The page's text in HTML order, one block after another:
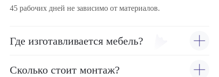
45 рабочих дней не зависимо от материалов.
Где изготавливается мебель?
Сколько стоит монтаж?